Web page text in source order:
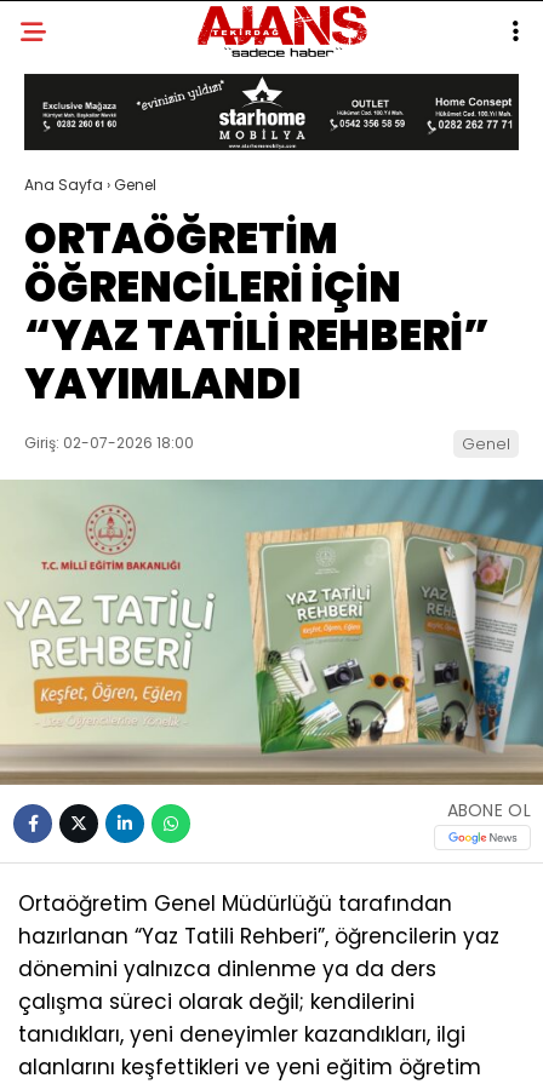
Ana Sayfa ›Genel
ORTAÖĞRETİM
ÖĞRENCİLERİ İÇİN
“YAZ TATİLİ REHBERİ”
YAYIMLANDI
Giriş: 02-07-2026 18:00 Genel
ABONE OL
Ortaöğretim Genel Müdürlüğü tarafından
hazırlanan “Yaz Tatili Rehberi”, öğrencilerin yaz
dönemini yalnızca dinlenme ya da ders
çalışma süreci olarak değil; kendilerini
tanıdıkları, yeni deneyimler kazandıkları, ilgi
alanlarını keşfettikleri ve yeni eğitim öğretim